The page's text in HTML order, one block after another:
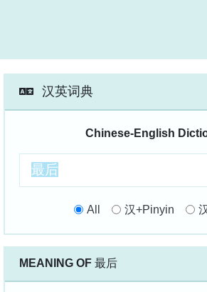
汉英词典
Chinese-English
All 汉+Pinyin
MEANING OF 最后